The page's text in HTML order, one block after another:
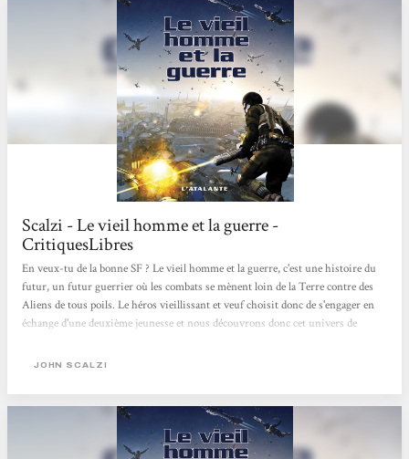
Scalzi - Le vieil homme et la guerre -
CritiquesLibres
En veux-tu de la bonne SF ? Le vieil homme et la guerre, c'est une histoire du
futur, un futur guerrier où les combats se mènent loin de la Terre contre des
Aliens de tous poils. Le héros vieillissant et veuf choisit donc de s'engager en
échange d'une deuxième jeunesse et nous découvrons donc cet univers de
un univers foisonnant et finalement pas si manichéen que ça (gentils soldats de
commence donc comme un petit roman d'aventure pour se complexifier...
JOHN SCALZI